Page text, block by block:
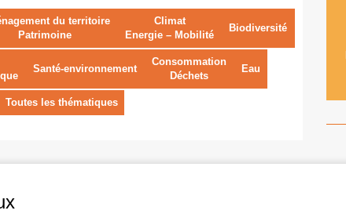
du territoire
Patrimoine
Climat
Energie – Mobilité
Biodiversité
Santé-environnement
Consommation
Déchets
Eau
Toutes les thématiques